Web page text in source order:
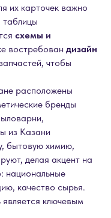
их карточек важно
таблицы
схемы и
востребован дизайн
чтобы
расположены
бренды
из Казани
бытовую химию,
делая акцент на
: национальные
качество сырья.
ключевым